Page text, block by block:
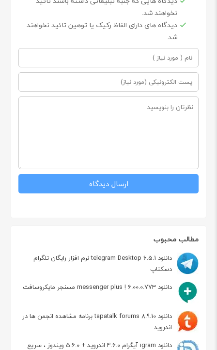
مطالب محبوب
دانلود telegram Desktop 6.5.1 نرم افزار رایگان تلگرام
دسکتاپ
دانلود messenger plus ! 6.00.0.773 مسنجر مایکروسافت
دانلود tapatalk forums 8.9.10 برنامه مشاهده انجمن ها در
اندروید
دانلود igram آیگرام 4.6.0 اندروید + 5.6.0 ویندوز ، سریع
نخواهند شد.
دیدگاه های دارای الفاظ رکیک یا توهین تائید نخواهند
شد.